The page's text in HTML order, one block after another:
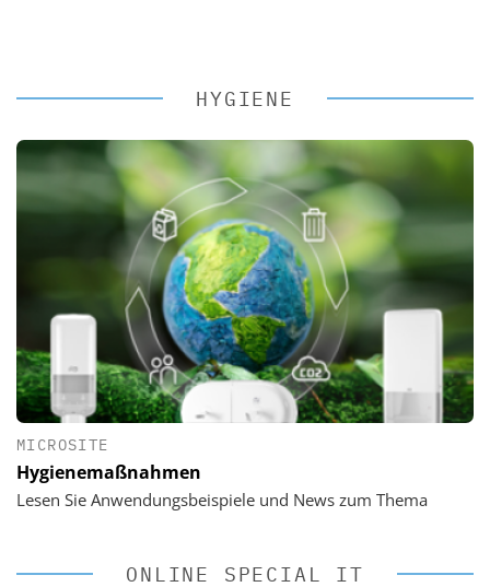
HYGIENE
MICROSITE
Hygienemaßnahmen
Lesen Sie Anwendungsbeispiele und News zum Thema
ONLINE SPECIAL IT